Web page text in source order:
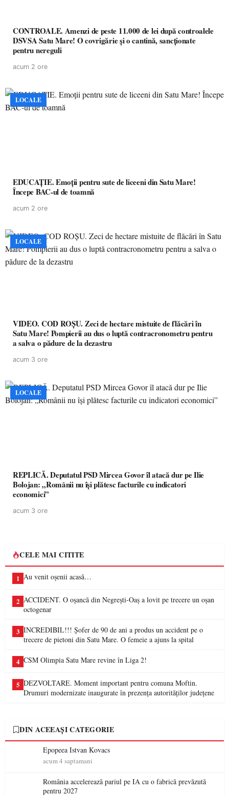
CONTROALE. Amenzi de peste 11.000 de lei după controalele
DSVSA Satu Mare! O covrigărie și o cantină, sancționate
pentru nereguli
acum 2 ore
LOCALE
EDUCAȚIE. Emoții pentru sute de liceeni din Satu Mare!
Începe BAC-ul de toamnă
acum 2 ore
LOCALE
VIDEO. COD ROȘU. Zeci de hectare mistuite de flăcări în
Satu Mare! Pompierii au dus o luptă contracronometru pentru
a salva o pădure de la dezastru
acum 3 ore
LOCALE
REPLICĂ. Deputatul PSD Mircea Govor îl atacă dur pe Ilie
Bolojan: „Românii nu își plătesc facturile cu indicatori
economici”
acum 3 ore
CELE MAI CITITE
1 Au venit oșenii acasă…
2 ACCIDENT. O oșancă din Negrești-Oaș a lovit pe trecere un oșan
octogenar
3 INCREDIBIL!!! Șofer de 90 de ani a produs un accident pe o
trecere de pietoni din Satu Mare. O femeie a ajuns la spital
4 CSM Olimpia Satu Mare revine în Liga 2!
5 DEZVOLTARE. Moment important pentru comuna Moftin.
Drumuri modernizate inaugurate în prezența autorităților județene
DIN ACEEAȘI CATEGORIE
Epopeea Istvan Kovacs
acum 4 saptamani
România accelerează pariul pe IA cu o fabrică prevăzută
pentru 2027